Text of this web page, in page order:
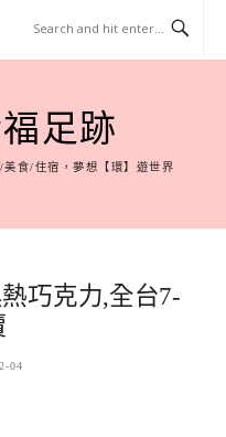
足跡
食/住宿，夢想【環】遊世界
熱巧克力,全台7-
04